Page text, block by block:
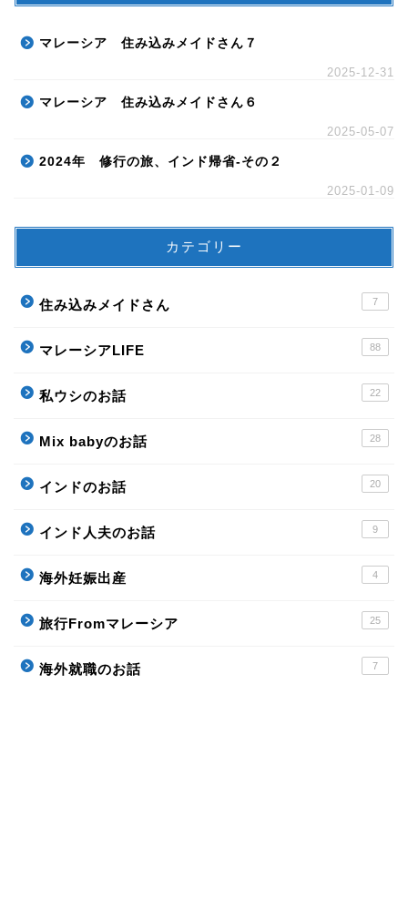
マレーシア 住み込みメイドさん７
2025-12-31
マレーシア 住み込みメイドさん６
2025-05-07
2024年 修行の旅、インド帰省-その２
2025-01-09
カテゴリー
住み込みメイドさん 7
マレーシアLIFE 88
私ウシのお話 22
Mix babyのお話 28
インドのお話 20
インド人夫のお話 9
海外妊娠出産 4
旅行Fromマレーシア 25
海外就職のお話 7